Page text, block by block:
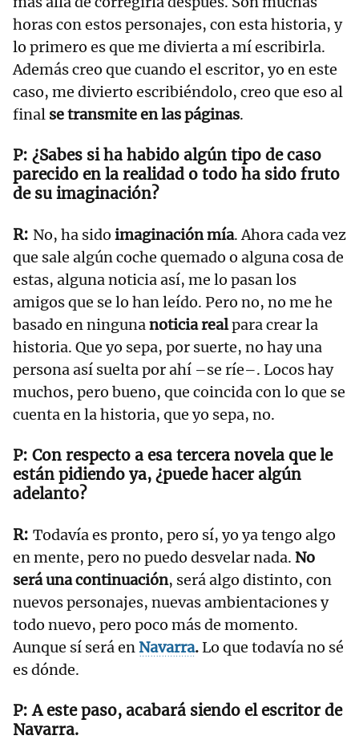
horas con estos personajes, con esta historia, y
lo primero es que me divierta a mí escribirla.
Además creo que cuando el escritor, yo en este
caso, me divierto escribiéndolo, creo que eso al
final se transmite en las páginas.
¿Sabes si ha habido algún tipo de caso
parecido en la realidad o todo ha sido fruto
de su imaginación?
No, ha sido imaginación mía. Ahora cada vez
que sale algún coche quemado o alguna cosa de
estas, alguna noticia así, me lo pasan los
amigos que se lo han leído. Pero no, no me he
basado en ningunanoticia realpara crear la
historia. Que yo sepa, por suerte, no hay una
persona así suelta por ahí –se ríe–. Locos hay
muchos, pero bueno, que coincida con lo que se
cuenta en la historia, que yo sepa, no.
Con respecto a esa tercera novela que le
están pidiendo ya, ¿puede hacer algún
adelanto?
Todavía es pronto, pero sí, yo ya tengo algo
en mente, pero no puedo desvelar nada. No
será una continuación, será algo distinto, con
nuevos personajes, nuevas ambientaciones y
todo nuevo, pero poco más de momento.
Aunque sí será en Navarra.Lo que todavía no sé
es dónde.
A este paso, acabará siendo el escritor de
Navarra.